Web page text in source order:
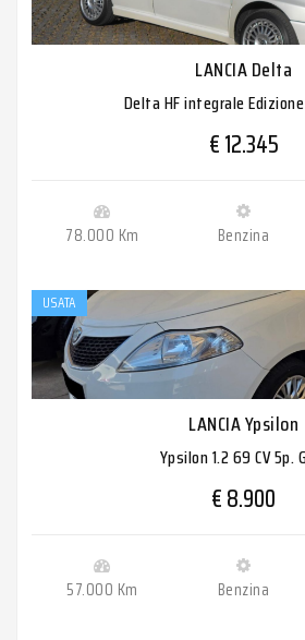
LANCIA Delta
Delta HF integrale
€ 12.345
78.000 Km Benzina
USATA
LANCIA Ypsilon
Ypsilon 1.2 69 CV 5p.
€ 8.900
57.000 Km Benzina